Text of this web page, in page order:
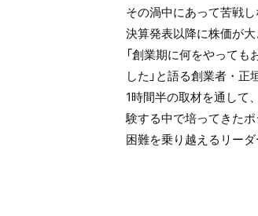
その渦中にあって苦戦し
決算発表以降に株価が
「創業期に何をやって
した」と語る創業者・正
1時間半の取材を通して
験する中で培ってきた
困難を乗り越えるリー